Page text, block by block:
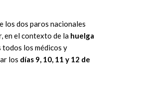
los dos paros nacionales
en el contexto de la huelga
todos los médicos y
los días 9, 10, 11 y 12 de